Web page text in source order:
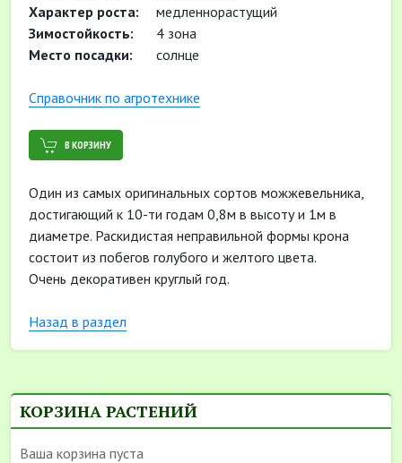
Характер роста:
медленнорастущий
Зимостойкость:
4 зона
Место посадки:
солнце
Cправочник по агротехнике
В КОРЗИНУ
Один из самых оригинальных сортов можжевельника,
достигающий к 10-ти годам 0,8м в высоту и 1м в
диаметре. Раскидистая неправильной формы крона
состоит из побегов голубого и желтого цвета.
Очень декоративен круглый год.
Назад в раздел
КОРЗИНА РАСТЕНИЙ
Ваша корзина пуста